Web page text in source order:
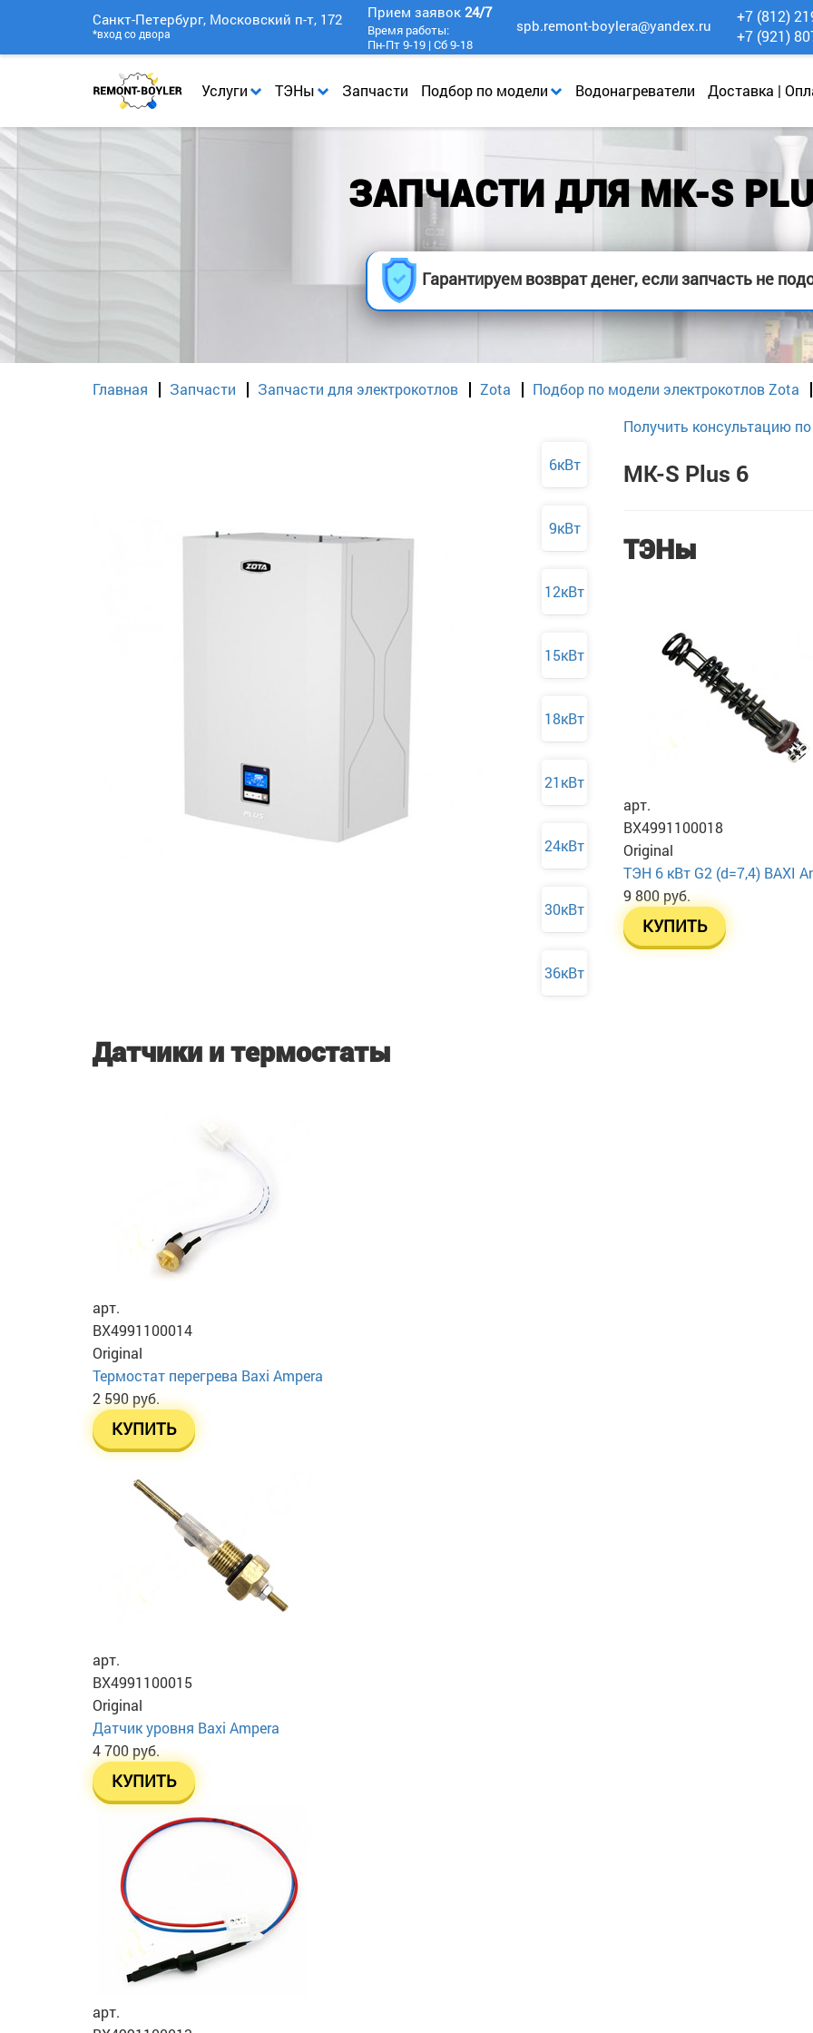
Услуги ТЭНы Запчасти Подбор по модели Водонагреватели Доставка |
Санкт-Петербург, Московский п-т, 172
*вход со двора
Прием заявок 24/7
Время работы:
Пн-Пт 9-19 | Сб 9-18
spb.remont-boylera@yandex.ru
+7 (812)
+7 (921)
ЗАПЧАСТИ ДЛЯ MK-S
Гарантируем возврат денег, если запчасть не
Главная Запчасти Запчасти для электрокотлов Zota Подбор по модели электрокотлов Zota
6кВт
9кВт
12кВт
15кВт
18кВт
21кВт
24кВт
30кВт
36кВт
Получить консультацию
MK-S Plus 6
ТЭНы
арт.
BX4991100018
Original
ТЭН 6 кВт G2 (d=7,4) BAXI
9 800 руб.
КУПИТЬ
Датчики и термостаты
арт.
BX4991100014
Original
Термостат перегрева Baxi Ampera
2 590 руб.
КУПИТЬ
арт.
BX4991100015
Original
Датчик уровня Baxi Ampera
4 700 руб.
КУПИТЬ
арт.